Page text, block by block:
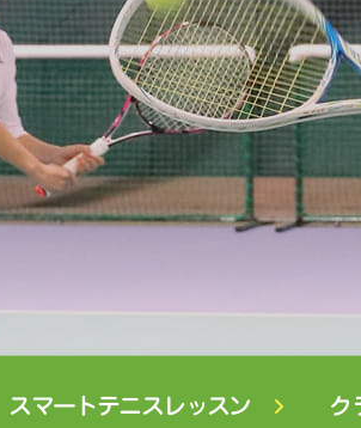
スマートテニスレッスン ク